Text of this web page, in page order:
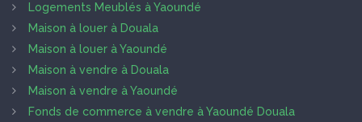
Logements Meublés à Yaoundé
Maison à louer à Douala
Maison à louer à Yaoundé
Maison à vendre à Douala
Maison à vendre à Yaoundé
Fonds de commerce à vendre à Yaoundé Douala